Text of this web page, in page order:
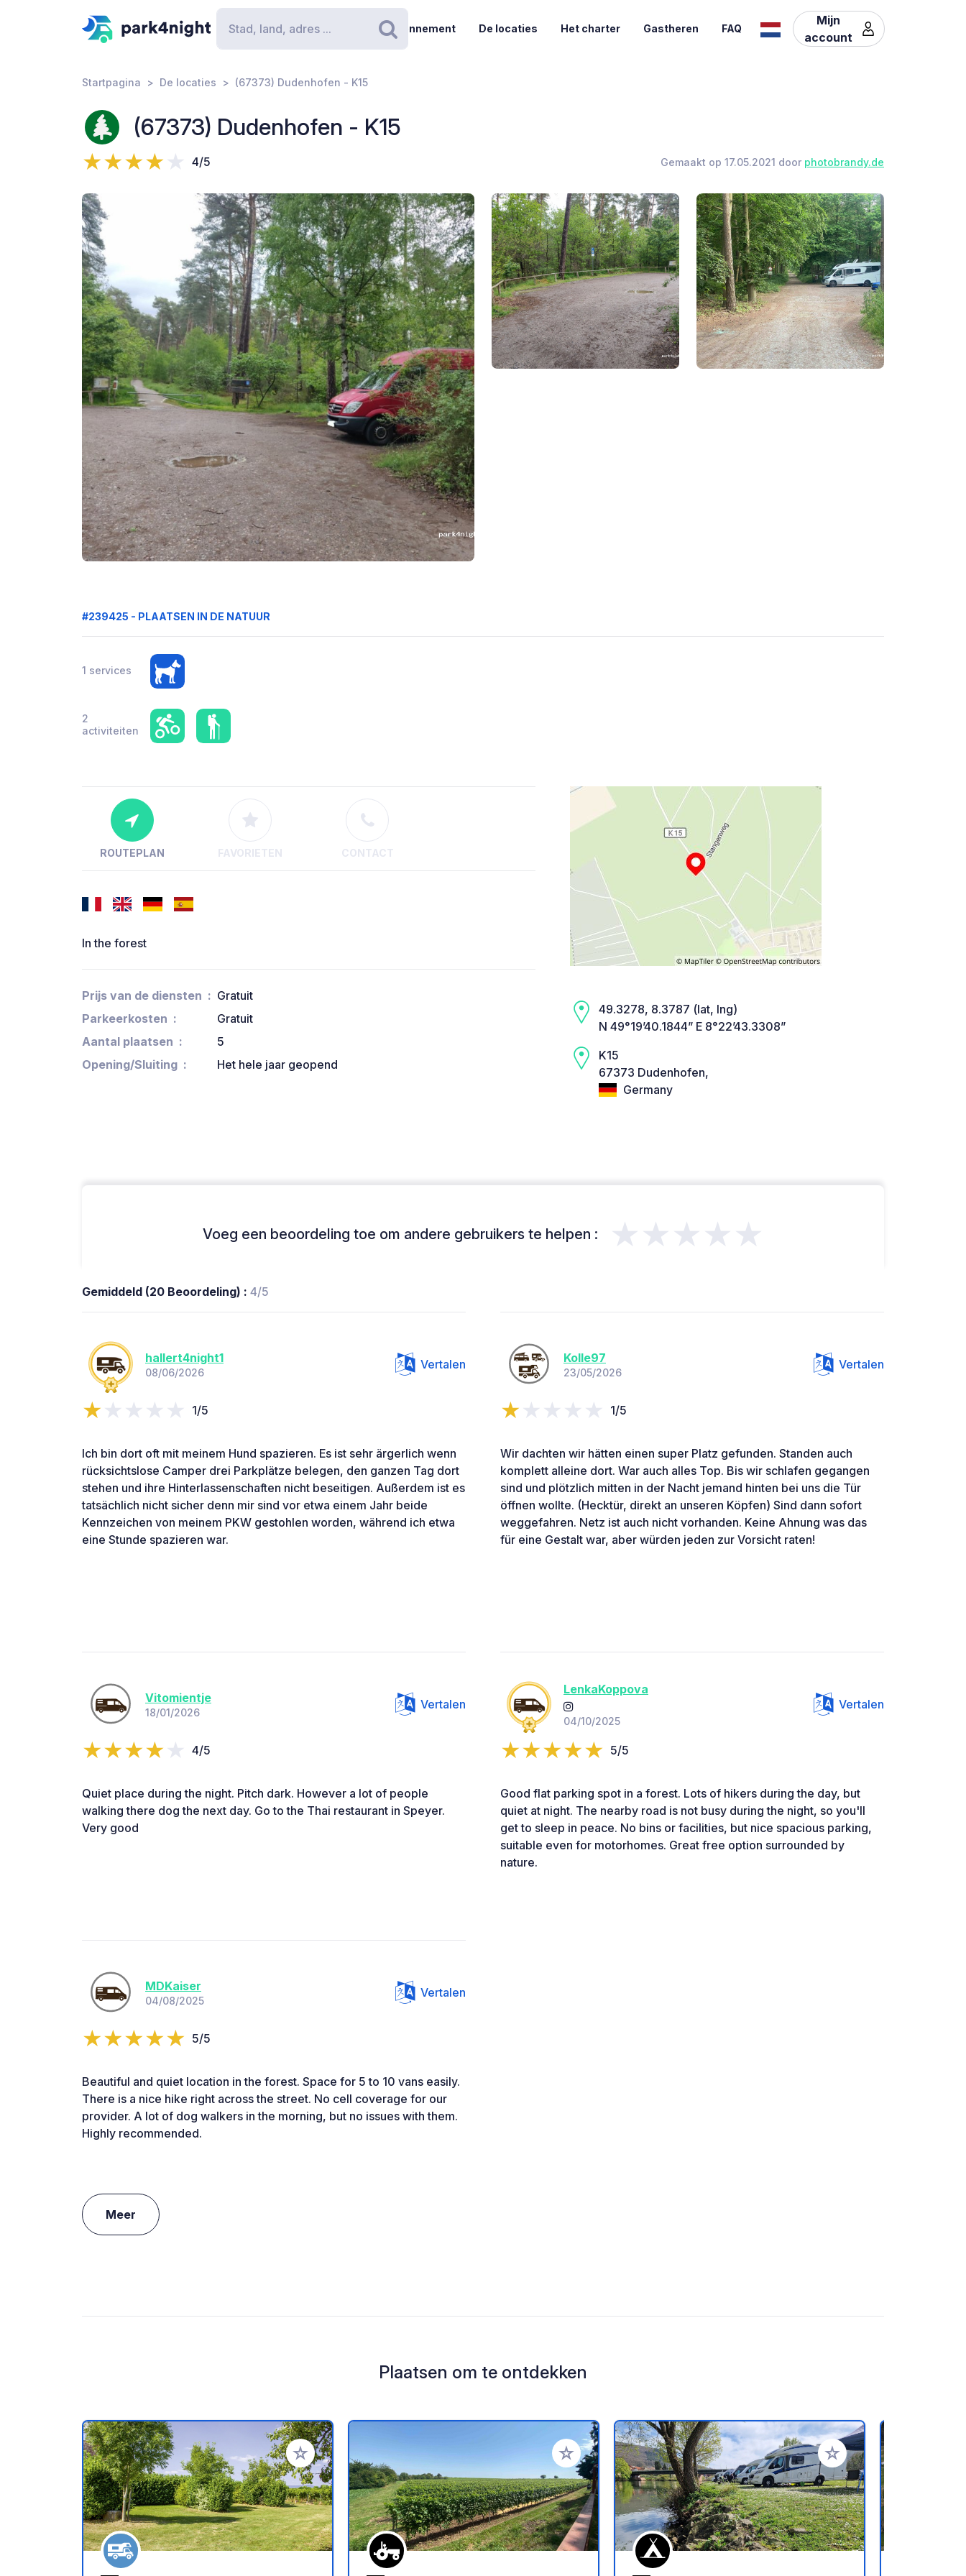
Zoeken
Abonnement De locaties Het charter Gastheren FAQ
Mijn
account
Startpagina De locaties (67373) Dudenhofen - K15
(67373) Dudenhofen - K15
4/5 Gemaakt op 17.05.2021 door photobrandy.de
#239425 - PLAATSEN IN DE NATUUR
1 services
2
activiteiten
ROUTEPLAN FAVORIETEN CONTACT
In the forest
Prijs van de diensten
Gratuit
Parkeerkosten
Gratuit
Aantal plaatsen
5
Opening/Sluiting
Het hele jaar geopend
49.3278, 8.3787 (lat, lng)
N 49°19’40.1844” E 8°22’43.3308”
K15
67373 Dudenhofen,
Germany
Voeg een beoordeling toe om andere gebruikers te helpen : ★★★★★
Gemiddeld (20 Beoordeling) : 4/5
hallert4night1
08/06/2026
Vertalen
1/5
Ich bin dort oft mit meinem Hund spazieren. Es ist sehr ärgerlich wenn
rücksichtslose Camper drei Parkplätze belegen, den ganzen Tag dort
stehen und ihre Hinterlassenschaften nicht beseitigen. Außerdem ist es
tatsächlich nicht sicher denn mir sind vor etwa einem Jahr beide
Kennzeichen von meinem PKW gestohlen worden, während ich etwa
eine Stunde spazieren war.
Kolle97
23/05/2026
Vertalen
1/5
Wir dachten wir hätten einen super Platz gefunden. Standen auch
komplett alleine dort. War auch alles Top. Bis wir schlafen gegangen
sind und plötzlich mitten in der Nacht jemand hinten bei uns die Tür
öffnen wollte. (Hecktür, direkt an unseren Köpfen) Sind dann sofort
weggefahren. Netz ist auch nicht vorhanden. Keine Ahnung was das
für eine Gestalt war, aber würden jeden zur Vorsicht raten!
Vitomientje
18/01/2026
Vertalen
4/5
Quiet place during the night. Pitch dark. However a lot of people
walking there dog the next day. Go to the Thai restaurant in Speyer.
Very good
LenkaKoppova
04/10/2025
Vertalen
5/5
Good flat parking spot in a forest. Lots of hikers during the day, but
quiet at night. The nearby road is not busy during the night, so you'll
get to sleep in peace. No bins or facilities, but nice spacious parking,
suitable even for motorhomes. Great free option surrounded by
nature.
MDKaiser
04/08/2025
Vertalen
5/5
Beautiful and quiet location in the forest. Space for 5 to 10 vans easily.
There is a nice hike right across the street. No cell coverage for our
provider. A lot of dog walkers in the morning, but no issues with them.
Highly recommended.
Meer
Plaatsen om te ontdekken
Voeg toe aan je favorieten Voeg toe aan je favorieten Voeg toe aan je favorieten